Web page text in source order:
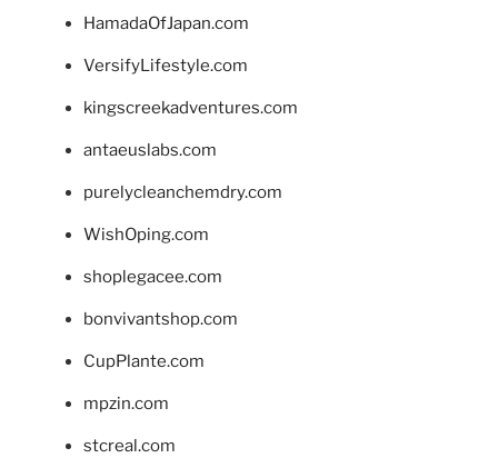
HamadaOfJapan.com
VersifyLifestyle.com
kingscreekadventures.com
antaeuslabs.com
purelycleanchemdry.com
WishOping.com
shoplegacee.com
bonvivantshop.com
CupPlante.com
mpzin.com
stcreal.com